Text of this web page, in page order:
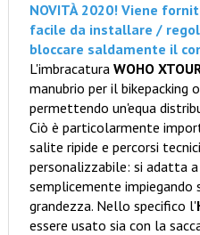
NOVITÀ 2020! Viene
facile da installare /
bloccare saldamente il
L'imbracatura WOHO
manubrio per il bikepacking
permettendo un'equa
Ciò è particolarmente
salite ripide e percorsi
personalizzabile: si adatta
semplicemente impiegando
grandezza. Nello specifico l'
essere usato sia con la